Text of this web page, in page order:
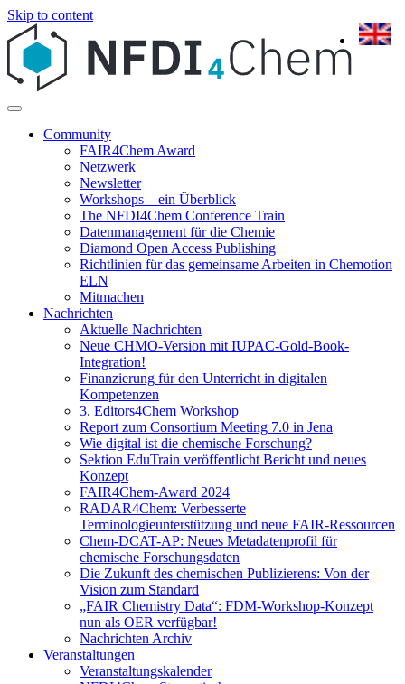
Skip to content
Community
FAIR4Chem Award
Netzwerk
Newsletter
Workshops – ein Überblick
The NFDI4Chem Conference Train
Datenmanagement für die Chemie
Diamond Open Access Publishing
Richtlinien für das gemeinsame Arbeiten in Chemotion
ELN
Mitmachen
Nachrichten
Aktuelle Nachrichten
Neue CHMO-Version mit IUPAC-Gold-Book-
Integration!
Finanzierung für den Unterricht in digitalen
Kompetenzen
3. Editors4Chem Workshop
Report zum Consortium Meeting 7.0 in Jena
Wie digital ist die chemische Forschung?
Sektion EduTrain veröffentlicht Bericht und neues
Konzept
FAIR4Chem-Award 2024
RADAR4Chem: Verbesserte
Terminologieunterstützung und neue FAIR-Ressourcen
Chem-DCAT-AP: Neues Metadatenprofil für
chemische Forschungsdaten
Die Zukunft des chemischen Publizierens: Von der
Vision zum Standard
„FAIR Chemistry Data“: FDM-Workshop-Konzept
nun als OER verfügbar!
Nachrichten Archiv
Veranstaltungen
Veranstaltungskalender